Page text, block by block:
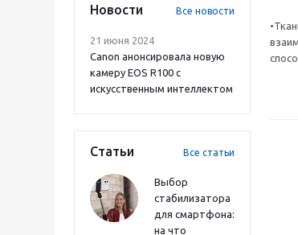
Новости Все новости
21 июня 2024
Canon анонсировала новую
камеру EOS R100 с
искусственным интеллектом
Статьи Все статьи
Выбор
стабилизатора
для смартфона:
на что